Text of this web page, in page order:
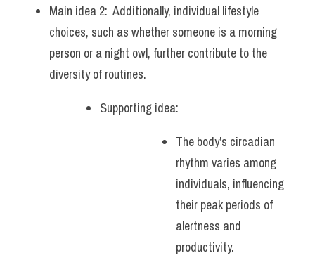
Main idea 2:  Additionally, individual lifestyle
choices, such as whether someone is a morning
person or a night owl, further contribute to the
diversity of routines.
Supporting idea:
The body's circadian
rhythm varies among
individuals, influencing
their peak periods of
alertness and
productivity.